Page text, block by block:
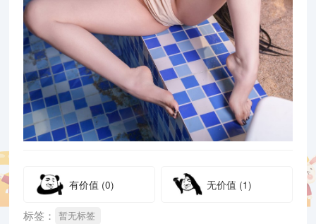
有价值 (0) 无价值 (1)
标签： 暂无标签